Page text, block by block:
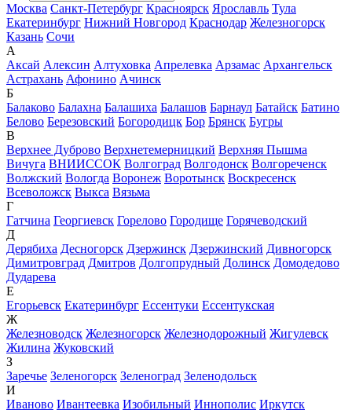
Москва Санкт-Петербург Красноярск Ярославль Тула
Екатеринбург Нижний Новгород Краснодар Железногорск
Казань Сочи
А
Аксай Алексин Алтуховка Апрелевка Арзамас Архангельск
Астрахань Афонино Ачинск
Б
Балаково Балахна Балашиха Балашов Барнаул Батайск Батино
Белово Березовский Богородицк Бор Брянск Бугры
В
Верхнее Дуброво Верхнетемерницкий Верхняя Пышма
Вичуга ВНИИССОК Волгоград Волгодонск Волгореченск
Волжский Вологда Воронеж Воротынск Воскресенск
Всеволожск Выкса Вязьма
Г
Гатчина Георгиевск Горелово Городище Горячеводский
Д
Дерябиха Десногорск Дзержинск Дзержинский Дивногорск
Димитровград Дмитров Долгопрудный Долинск Домодедово
Дударева
Е
Егорьевск Екатеринбург Ессентуки Ессентукская
Ж
Железноводск Железногорск Железнодорожный Жигулевск
Жилина Жуковский
З
Заречье Зеленогорск Зеленоград Зеленодольск
И
Иваново Ивантеевка Изобильный Иннополис Иркутск